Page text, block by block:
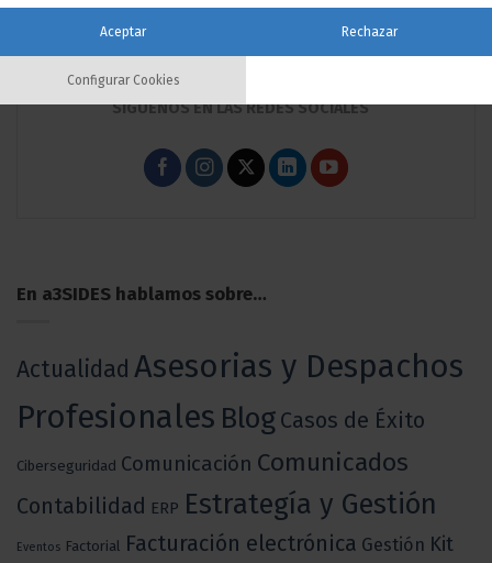
innovación basada en datos
SÍGUENOS EN LAS REDES SOCIALES
En a3SIDES hablamos sobre…
Actualidad Asesorias y Despachos
Profesionales Blog Casos de Éxito
Ciberseguridad Comunicación Comunicados
Contabilidad ERP Estrategía y Gestión
Eventos Factorial Facturación electrónica Gestión Kit
Aceptar Rechazar
Configurar Cookies